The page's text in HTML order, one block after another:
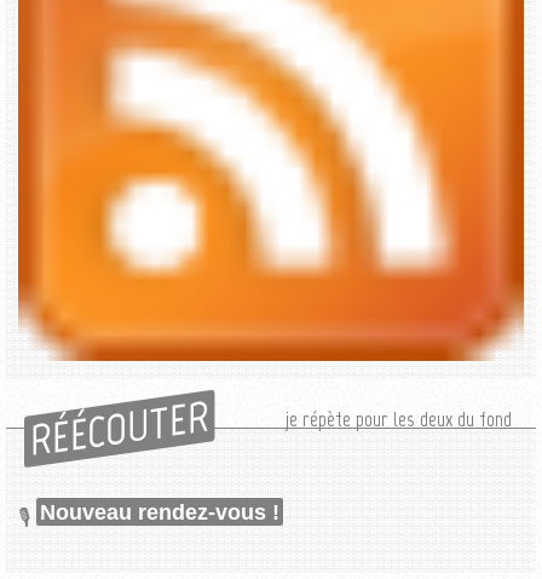
RÉÉCOUTER je répète pour les deux du fond
Nouveau rendez-vous !